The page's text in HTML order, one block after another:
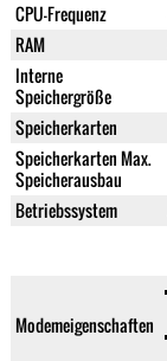
CPU-Frequenz
RAM
Interne
Speichergröße
Speicherkarten
Speicherkarten Max.
Speicherausbau
Betriebssystem
Modemeigenschaften